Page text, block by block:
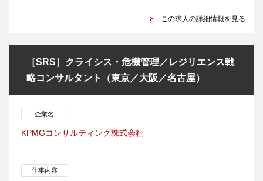
この求人の詳細情報を見る
［SRS］クライシス・危機管理／レジリエンス戦
略コンサルタント（東京／大阪／名古屋）
企業名
KPMGコンサルティング株式会社
仕事内容